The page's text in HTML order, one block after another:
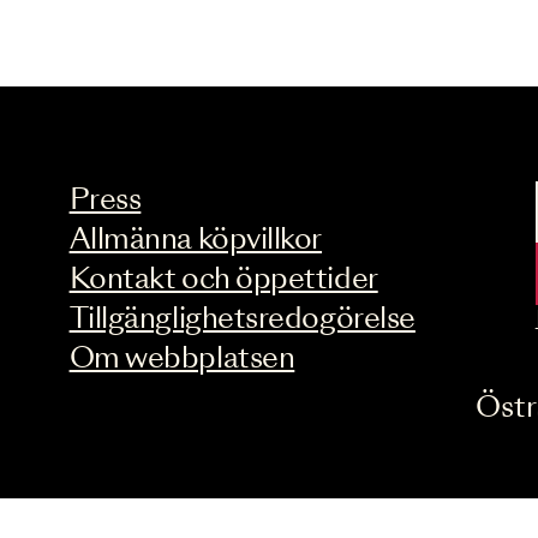
26 MAR - 8 MAJ